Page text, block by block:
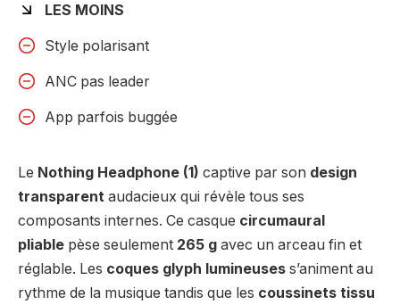
LES MOINS
Style polarisant
ANC pas leader
App parfois buggée
Le Nothing Headphone (1) captive par son design
transparent audacieux qui révèle tous ses
composants internes. Ce casque circumaural
pliable pèse seulement 265 g avec un arceau fin et
réglable. Les coques glyph lumineuses s’animent au
rythme de la musique tandis que les coussinets tissu